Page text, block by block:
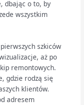
dbając o to, by
wszystkim
szkiców
aż po
remontowych.
gdzie rodzą się
klientów.
adresem